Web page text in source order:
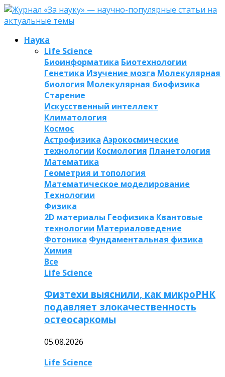
Наука
Life Science
Биоинформатика Биотехнологии
Генетика Изучение мозга Молекулярная
биология Молекулярная биофизика
Старение
Искусственный интеллект
Климатология
Космос
Астрофизика Аэрокосмические
технологии Космология Планетология
Математика
Геометрия и топология
Математическое моделирование
Технологии
Физика
2D материалы Геофизика Квантовые
технологии Материаловедение
Фотоника Фундаментальная физика
Химия
Все
Life Science
Физтехи выяснили, как микроРНК
подавляет злокачественность
остеосаркомы
05.08.2026
Life Science